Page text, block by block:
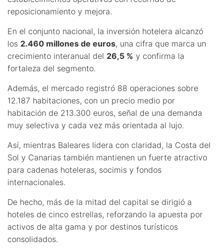
reposicionamiento y mejora.
En el conjunto nacional, la inversión hotelera alcanzó
los 2.460 millones de euros, una cifra que marca un
crecimiento interanual del 26,5 % y confirma la
fortaleza del segmento.
Además, el mercado registró 88 operaciones sobre
12.187 habitaciones, con un precio medio por
habitación de 213.300 euros, señal de una demanda
muy selectiva y cada vez más orientada al lujo.
Así, mientras Baleares lidera con claridad, la Costa del
Sol y Canarias también mantienen un fuerte atractivo
para cadenas hoteleras, socimis y fondos
internacionales.
De hecho, más de la mitad del capital se dirigió a
hoteles de cinco estrellas, reforzando la apuesta por
activos de alta gama y por destinos turísticos
consolidados.